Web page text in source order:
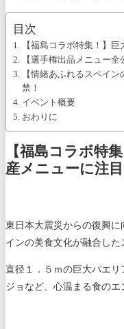
目次
【福島コラボ特集！】
【選手権出品メニュー
【情緒あふれるスペイ
禁！
イベント概要
おわりに
【福島コラボ特
産メニューに注目
東日本大震災からの復興
インの美食文化が融合した
直径１．５ｍの巨大パエ
ジョなど、心温まる食のエ